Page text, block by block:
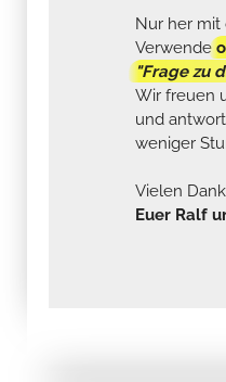
Nur her mit
Verwende
"Frage zu
Wir freuen
und
weniger
Vielen
Euer Ralf